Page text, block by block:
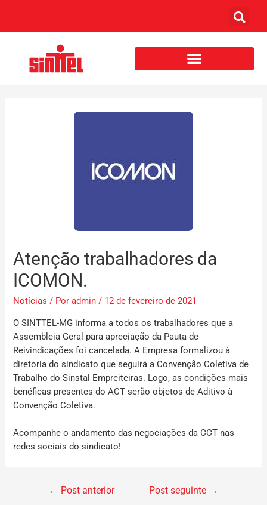
Atenção trabalhadores da
ICOMON.
Notícias / Poradmin / 12 de fevereiro de 2021
O SINTTEL-MG informa a todos os trabalhadores que a
Assembleia Geral para apreciação da Pauta de
Reivindicações foi cancelada. A Empresa formalizou à
diretoria do sindicato que seguirá a Convenção Coletiva de
Trabalho do Sinstal Empreiteiras. Logo, as condições mais
benéficas presentes do ACT serão objetos de Aditivo à
Convenção Coletiva.
Acompanhe o andamento das negociações da CCT nas
redes sociais do sindicato!
← Post anterior Post seguinte →